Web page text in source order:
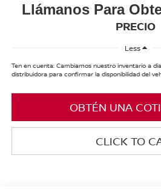
Llámanos Para
PRECIO
Less
Ten en cuenta: Cambiamos nuestro inventario a
distribuidora para confirmar la disponibilidad del
OBTÉN UNA
CLICK TO